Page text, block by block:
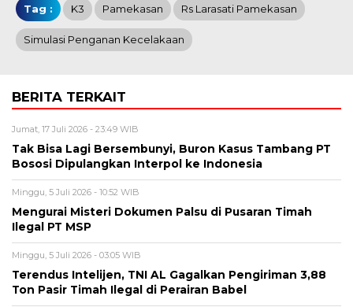
Tag : K3 Pamekasan Rs Larasati Pamekasan
Simulasi Penganan Kecelakaan
BERITA TERKAIT
Jumat, 17 Juli 2026 - 23:49 WIB
Tak Bisa Lagi Bersembunyi, Buron Kasus Tambang PT
Bososi Dipulangkan Interpol ke Indonesia
Minggu, 5 Juli 2026 - 10:52 WIB
Mengurai Misteri Dokumen Palsu di Pusaran Timah
Ilegal PT MSP
Minggu, 5 Juli 2026 - 03:05 WIB
Terendus Intelijen, TNI AL Gagalkan Pengiriman 3,88
Ton Pasir Timah Ilegal di Perairan Babel